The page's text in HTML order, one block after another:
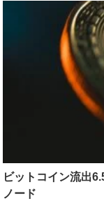
ビットコイン流出
ノード